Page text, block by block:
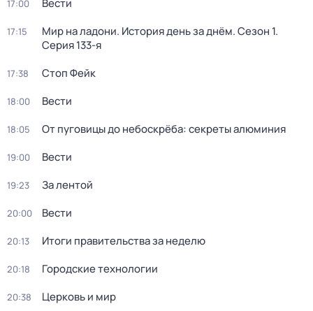
17:00 Вести
17:15 Мир на ладони. История день за днём. Сезон 1.
Серия 133-я
17:38 Стоп Фейк
18:00 Вести
18:05 От пуговицы до небоскрёба: секреты алюминия
19:00 Вести
19:23 За лентой
20:00 Вести
20:13 Итоги правительства за неделю
20:18 Городские технологии
20:38 Церковь и мир